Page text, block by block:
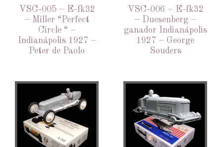
VSC-005 – E-fk32
– Miller “Perfect
Circle “ –
Indianápolis 1927 –
Peter de Paolo
VSC-006 – E-fk32
– Duesenberg –
ganador Indianápolis
1927 – George
Souders